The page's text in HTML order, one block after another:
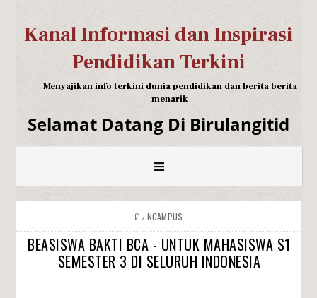
Kanal Informasi dan Inspirasi
Pendidikan Terkini
Menyajikan info terkini dunia pendidikan dan berita berita
menarik
Selamat Datang Di Birulangitid
≡
NGAMPUS
BEASISWA BAKTI BCA - UNTUK MAHASISWA S1
SEMESTER 3 DI SELURUH INDONESIA